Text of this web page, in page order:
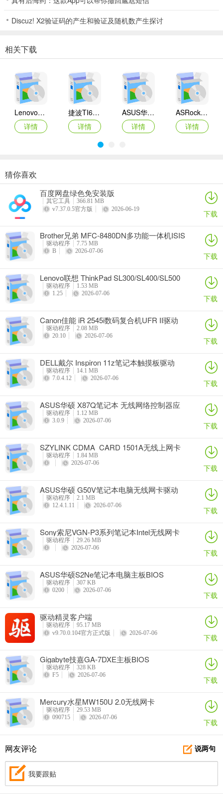
Discuz! X2验证码的产生和验证及随机数产生探讨
相关下载
Lenovo联想 Ideapad Z465/Z565系列笔记本 声卡驱动
详情
捷波TI61AG-A主板BIOS
详情
ASUS华硕F1A55-M LX3 R2.0主板BIOS
详情
ASRock华擎IMB-A160主板BIOS
详情
奥睿科PAS3062-2E/PAS3062-2S/PAS3064-2S2E系列扩展卡驱动
详情
Canon佳能 PowerShot A310 WIA驱动
详情
AMD Mobility Radeon HD 2000/HD 3000/HD 4000/HD 5000系列移动显卡催化剂驱动
映泰Hi-Fi H77S 5.x主板BIOS
猜你喜欢
百度网盘绿色免安装版
其它工具
366.81 MB
v7.37.0.5官方版
2026-06-19 下载
Brother兄弟 MFC-8480DN多功能一体机ISIS
驱动
驱动程序
7.75 MB
B
2026-07-06 下载
Lenovo联想 ThinkPad SL300/SL400/SL500
笔记本BIOS
驱动程序
1.53 MB
1.25
2026-07-06 下载
Canon佳能 iR 2545i数码复合机UFR II驱动
驱动程序
2.08 MB
20.10
2026-07-06 下载
DELL戴尔 Inspiron 11z笔记本触摸板驱动
驱动程序
14.1 MB
7.0.4.12
2026-07-06 下载
ASUS华硕 X87Q笔记本 无线网络控制器应
用程序
驱动程序
1.12 MB
3.0.9
2026-07-06 下载
SZYLINK CDMA_CARD 1501A无线上网卡
驱动程序
1.84 MB
2026-07-06
下载
ASUS华硕 G50V笔记本电脑无线网卡驱动
驱动程序
2.1 MB
12.4.1.11
2026-07-06 下载
Sony索尼VGN-P3系列笔记本Intel无线网卡
驱动
驱动程序
29.26 MB
2026-07-06
下载
ASUS华硕S2Ne笔记本电脑主板BIOS
驱动程序
307 KB
0200
2026-07-06 下载
驱动精灵客户端
驱动程序
95.17 MB
v9.70.0.104官方正式版
2026-07-06 下载
Gigabyte技嘉GA-7DXE主板BIOS
驱动程序
328 KB
F5
2026-07-06 下载
Mercury水星MW150U 2.0无线网卡
驱动程序
29.53 MB
090715
2026-07-06 下载
说两句
网友评论
我要跟贴